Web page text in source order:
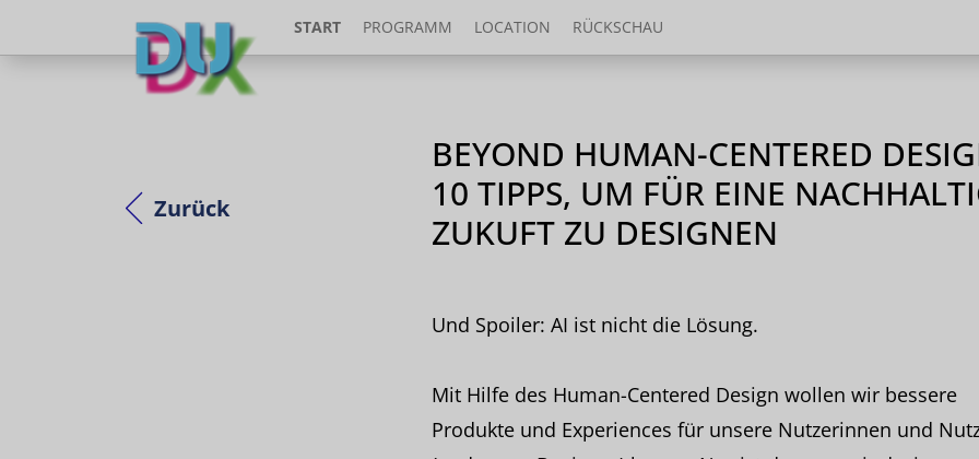
START PROGRAMM LOCATION RÜCKSCHAU
Zurück
BEYOND HUMAN-CENTERED
10 TIPPS, UM FÜR EINE
ZUKUFT ZU DESIGNEN
Und Spoiler: AI ist nicht die Lösung.
Mit Hilfe des Human-Centered Design wollen wir bessere
Produkte und Experiences für unsere Nutzerinnen und